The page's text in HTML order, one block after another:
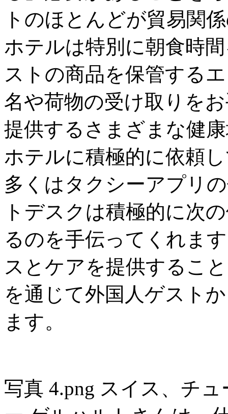
トのほとんどが貿易関
ホテルは特別に朝食時
ストの商品を保管する
名や荷物の受け取りを
提供するさまざまな健
ホテルに積極的に依頼
多くはタクシーアプリ
トデスクは積極的に次
るのを手伝ってくれま
スとケアを提供するこ
を通じて外国人ゲスト
ます。
写真 4.png スイス、チ